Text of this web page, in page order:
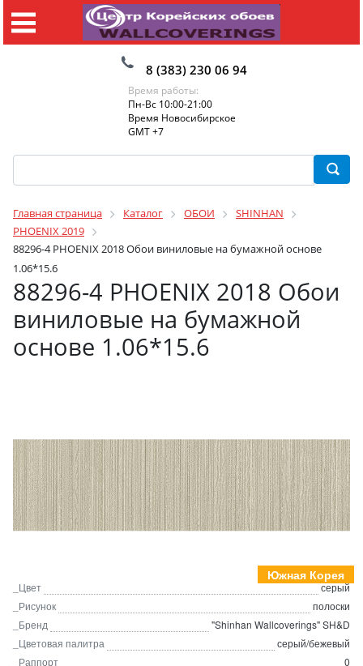
8 (383) 230 06 94
Время работы:
Пн-Вс 10:00-21:00
Время Новосибирское
GMT +7
Главная страница Каталог ОБОИ
SHINHAN
PHOENIX 2019
88296-4 PHOENIX 2018 Обои виниловые на бумажной основе
1.06*15.6
88296-4 PHOENIX 2018 Обои
виниловые на бумажной
основе 1.06*15.6
Южная Корея
_Цвет
серый
_Рисунок
полоски
_Бренд
"Shinhan Wallcoverings" SH&D
_Цветовая палитра
серый/бежевый
_Раппорт
0